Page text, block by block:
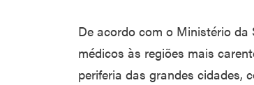
De acordo com o Ministério
médicos às regiões mais
periferia das grandes cidades,